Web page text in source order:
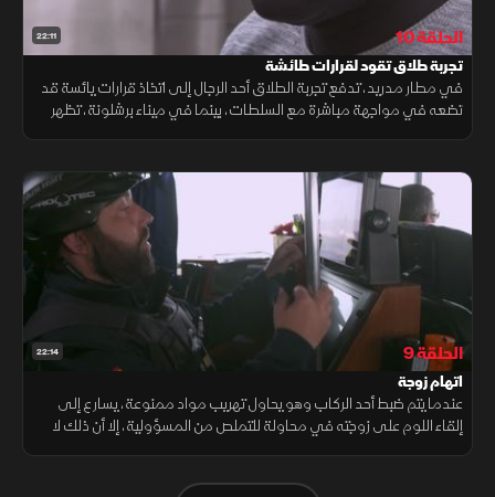
22:11 الحلقة 10
تجربة طلاق تقود لقرارات طائشة
في مطار مدريد، تدفع تجربة الطلاق أحد الرجال إلى اتخاذ قرارات يائسة قد
تضعه في مواجهة مباشرة مع السلطات، بينما في ميناء برشلونة، تظهر
22:14 الحلقة 9
اتهام زوجة
عندما يتم ضبط أحد الركاب وهو يحاول تهريب مواد ممنوعة، يسارع إلى
إلقاء اللوم على زوجته في محاولة للتملص من المسؤولية، إلا أن ذلك لا